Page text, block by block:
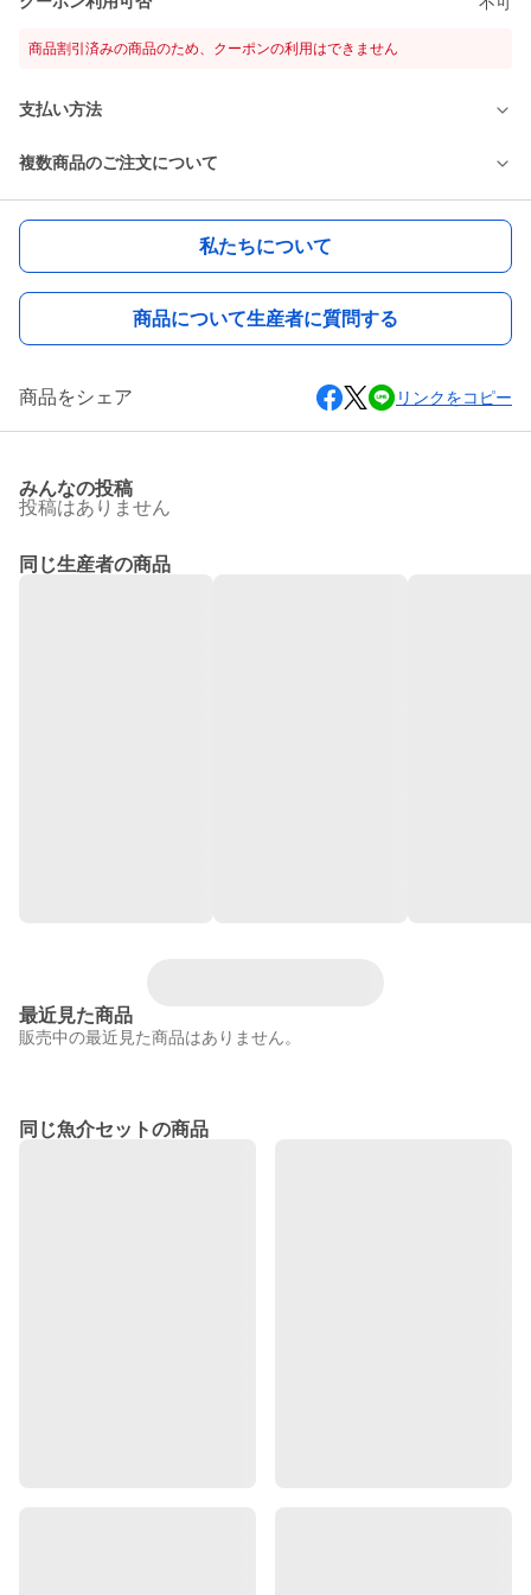
商品割引済みの商品のため、クーポンの利用はできません
支払い方法
複数商品のご注文について
私たちについて
商品について生産者に質問する
商品をシェア リンクをコピー
みんなの投稿
投稿はありません
同じ生産者の商品
最近見た商品
販売中の最近見た商品はありません。
同じ魚介セットの商品